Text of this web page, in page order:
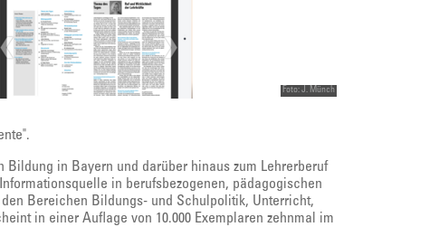
Foto: J. Münch
in Bayern und darüber hinaus zum Lehrerberuf
in berufsbezogenen, pädagogischen
Bereichen Bildungs- und Schulpolitik, Unterricht,
in einer Auflage von 10.000 Exemplaren zehnmal im